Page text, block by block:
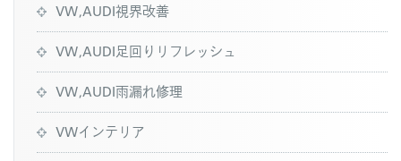
VW,AUDI視界改善
VW,AUDI足回りリフレッシュ
VW,AUDI雨漏れ修理
VWインテリア